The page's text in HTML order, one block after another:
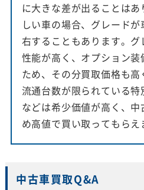
に大きな差が出ることは
しい車の場合、グレード
右することもあります。
性能が高く、オプション
ため、その分買取価格も高
流通台数が限られている
などは希少価値が高く、
め高値で買い取ってもらえ
中古車買取Q&A